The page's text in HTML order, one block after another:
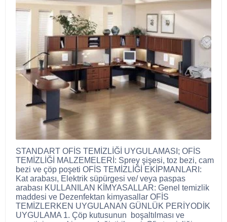
STANDART OFİS TEMİZLİĞİ UYGULAMASI; OFİS
TEMİZLİĞİ MALZEMELERİ: Sprey şişesi, toz bezi, cam
bezi ve çöp poşeti OFİS TEMİZLİĞİ EKİPMANLARI:
Kat arabası, Elektrik süpürgesi ve/ veya paspas
arabası KULLANILAN KİMYASALLAR: Genel temizlik
maddesi ve Dezenfektan kimyasallar OFİS
TEMİZLERKEN UYGULANAN GÜNLÜK PERİYODİK
UYGULAMA 1. Çöp kutusunun boşaltılması ve